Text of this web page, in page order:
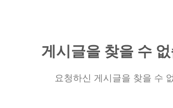
게시글을 찾을 수
요청하신 게시글을 찾을 수